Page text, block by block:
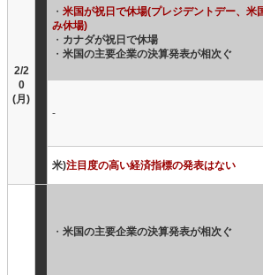
2/2
0
(月)
・ 米国が祝日で休場(プレジデントデー、米
み休場)
・ カナダが祝日で休場
・ 米国の主要企業の決算発表が相次ぐ
-
米)注目度の高い経済指標の発表はない
・ 米国の主要企業の決算発表が相次ぐ